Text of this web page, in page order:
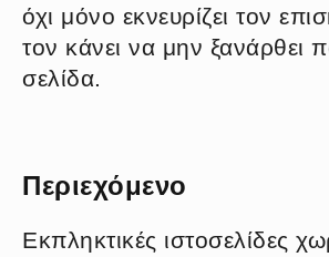
όχι μόνο εκνευρίζει τον
τον κάνει να μην ξανάρθει
σελίδα.
Περιεχόμενο
Εκπληκτικές ιστοσελίδες